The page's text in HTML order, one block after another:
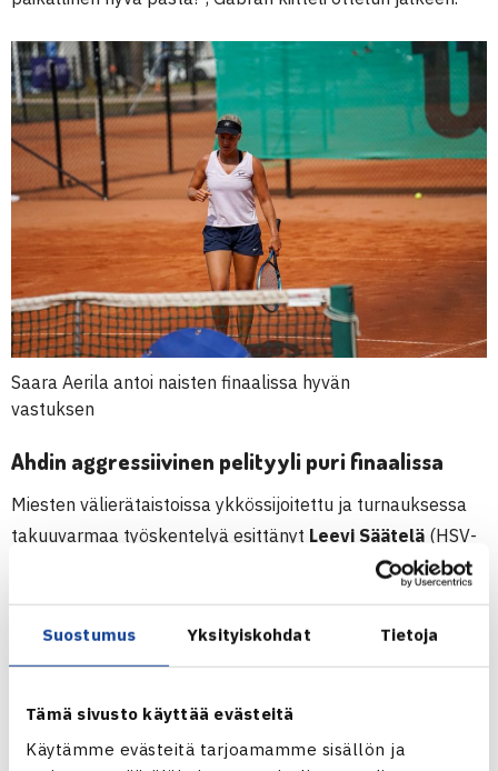
Suostumus Yksityiskohdat Tietoja
Tämä sivusto käyttää evästeitä
Käytämme evästeitä tarjoamamme sisällön ja
Saara Aerila antoi naisten finaalissa hyvän
vastuksen
Ahdin aggressiivinen pelityyli puri finaalissa
Miesten välierätaistoissa ykkössijoitettu ja turnauksessa
takuuvarmaa työskentelyä esittänyt Leevi Säätelä (HSV-
Tennis) ei pystynyt jatkamaan eilisen kaavalla
vastaan, vaan joutui toteamaan erinomaisesti massalla
liikkuneen Ahdin paremmakseen. Läpi ottelun kuskin
syötöillään ja vei lopulta ottelun erin 6-3, 7-5.